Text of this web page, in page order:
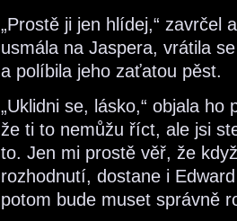
„Prostě ji jen hlídej,“ zavrčel
usmála na Jaspera, vrátila
a políbila jeho zaťatou pěst.
„Uklidni se, lásko,“ objala
že ti to nemůžu říct, ale jsi
to. Jen mi prostě věř, že
rozhodnutí, dostane i
potom bude muset správně